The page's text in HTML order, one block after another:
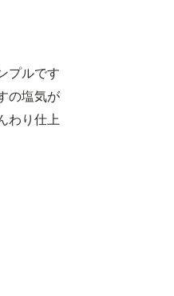
プルです
の塩気が
わり仕上